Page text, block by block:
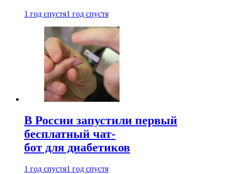
1 год спустя1 год спустя
В России запустили первый
бесплатный чат-
бот для диабетиков
1 год спустя1 год спустя